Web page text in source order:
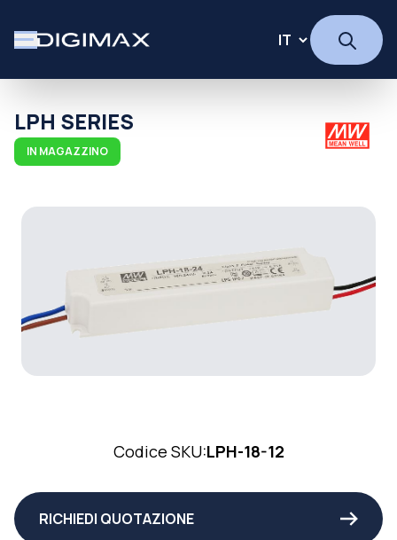
LPH SERIES
IN MAGAZZINO
Codice SKU:LPH-18-12
RICHIEDI QUOTAZIONE